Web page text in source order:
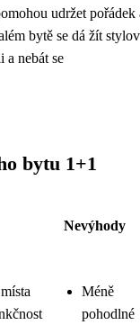
udržet pořádek
bytě se dá žít
a nebát se
bytu 1+1
Nevýhody
Méně
pohodlné